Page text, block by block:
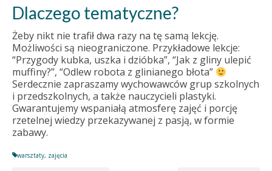
Dlaczego tematyczne?
Żeby nikt nie trafił dwa razy na tę samą lekcję.
Możliwości są nieograniczone. Przykładowe lekcje:
“Przygody kubka, uszka i dzióbka”, “Jak z gliny ulepić
muffiny?”, “Odlew robota z glinianego błota”
Serdecznie zapraszamy wychowawców grup szkolnych
i przedszkolnych, a także nauczycieli plastyki.
Gwarantujemy wspaniałą atmosferę zajęć i porcję
rzetelnej wiedzy przekazywanej z pasją, w formie
zabawy.
warsztaty, zajęcia